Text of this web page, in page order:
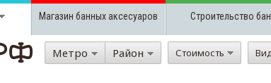
Магазин банных аксесуаров Строительство
Метро Район Стоимость